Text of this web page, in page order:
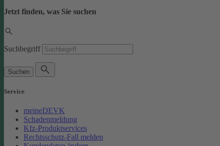
Jetzt finden, was Sie suchen
Suchbegriff
Suchen
Service
meineDEVK
Schadenmeldung
Kfz-Produktservices
Rechtsschutz-Fall melden